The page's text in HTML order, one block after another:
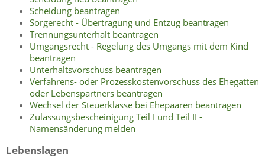
Scheidung beantragen
Sorgerecht - Übertragung und Entzug beantragen
Trennungsunterhalt beantragen
Umgangsrecht - Regelung des Umgangs mit dem Kind
beantragen
Unterhaltsvorschuss beantragen
Verfahrens- oder Prozesskostenvorschuss des Ehegatten
oder Lebenspartners beantragen
Wechsel der Steuerklasse bei Ehepaaren beantragen
Zulassungsbescheinigung Teil I und Teil II -
Namensänderung melden
Lebenslagen